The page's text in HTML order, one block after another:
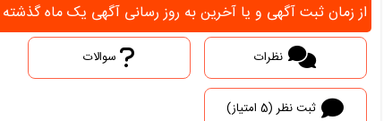
از زمان ثبت آگهی و یا آخرین به روز رسانی آگهی یک ماه
نظرات سوالات
ثبت نظر (5 امتیاز)